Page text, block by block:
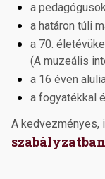
a
a határon túli
a 70.
(A muzeális
a 16 éven
a fogyatékkal
A
szabályzatban